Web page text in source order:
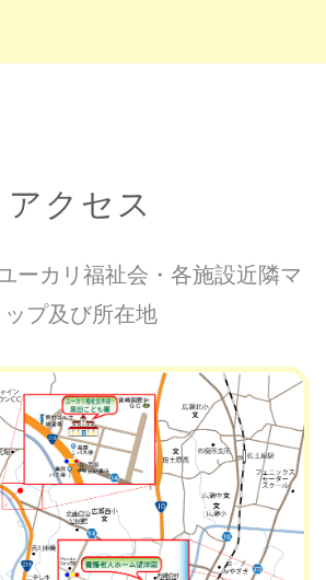
アクセス
ーカリ福祉会・各施設近隣マ
ップ及び所在地